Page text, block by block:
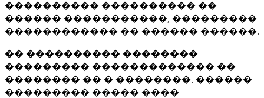
���������� ���������� ��
������ �����������, ���������
������������ �� ������ ������.
�� ���������� ��������
��������� ������������� ��
�������� �� � ��������. ������
��������� ����� ����